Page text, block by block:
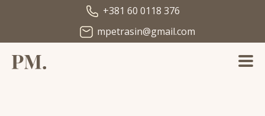
+381 60 0118 376
mpetrasin@gmail.com